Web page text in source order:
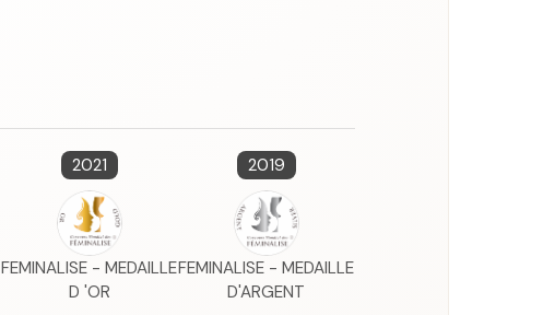
2021
FEMINALISE - MEDAILLE
D 'OR
2019
FEMINALISE - MEDAILLE
D'ARGENT